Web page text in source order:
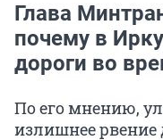
Глава
почему в
дороги во
По его мнению,
излишнее